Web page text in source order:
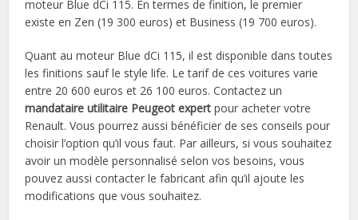
moteur Blue dCi 115. En termes de finition, le premier
existe en Zen (19 300 euros) et Business (19 700 euros).
Quant au moteur Blue dCi 115, il est disponible dans toutes
les finitions sauf le style life. Le tarif de ces voitures varie
entre 20 600 euros et 26 100 euros. Contactez un
mandataire utilitaire Peugeot expertpour acheter votre
Renault. Vous pourrez aussi bénéficier de ses conseils pour
choisir l’option qu’il vous faut. Par ailleurs, si vous souhaitez
avoir un modèle personnalisé selon vos besoins, vous
pouvez aussi contacter le fabricant afin qu’il ajoute les
modifications que vous souhaitez.